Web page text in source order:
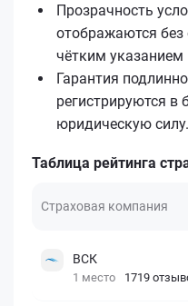
Прозрачность
отображаются
чётким
Гарантия
регистрируются
юридическую силу.
Таблица рейтинга
Страховая компания
ВСК
1 место 1719